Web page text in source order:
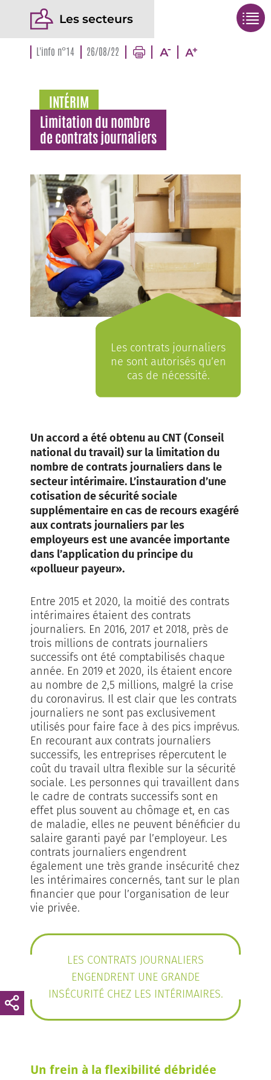
Les secteurs
L'info n°14 26/08/22
INTÉRIM
Limitation du nombre
de contrats journaliers
Les contrats journaliers
ne sont autorisés qu’en
cas de nécessité.
Un accord a été obtenu au CNT (Conseil
national du travail) sur la limitation du
nombre de contrats journaliers dans le
secteur intérimaire. L’instauration d’une
cotisation de sécurité sociale
supplémentaire en cas de recours exagéré
aux contrats journaliers par les
employeurs est une avancée importante
dans l’application du principe du
«pollueur payeur».
Entre 2015 et 2020, la moitié des contrats
intérimaires étaient des contrats
journaliers. En 2016, 2017 et 2018, près de
trois millions de contrats journaliers
successifs ont été comptabilisés chaque
année. En 2019 et 2020, ils étaient encore
au nombre de 2,5 millions, malgré la crise
du coronavirus. Il est clair que les contrats
journaliers ne sont pas exclusivement
utilisés pour faire face à des pics imprévus.
En recourant aux contrats journaliers
successifs, les entreprises répercutent le
coût du travail ultra flexible sur la sécurité
sociale. Les personnes qui travaillent dans
le cadre de contrats successifs sont en
effet plus souvent au chômage et, en cas
de maladie, elles ne peuvent bénéficier du
salaire garanti payé par l’employeur. Les
contrats journaliers engendrent
également une très grande insécurité chez
les intérimaires concernés, tant sur le plan
financier que pour l’organisation de leur
vie privée.
LES CONTRATS JOURNALIERS
ENGENDRENT UNE GRANDE
INSÉCURITÉ CHEZ LES INTÉRIMAIRES.
Un frein à la flexibilité débridée